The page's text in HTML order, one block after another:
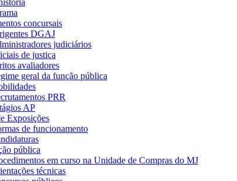
concursais
DGAJ
judiciários
de justiça
avaliadores
geral da função pública
PRR
AP
Exposições
de funcionamento
pública
em curso na Unidade de Compras do MJ
técnicas